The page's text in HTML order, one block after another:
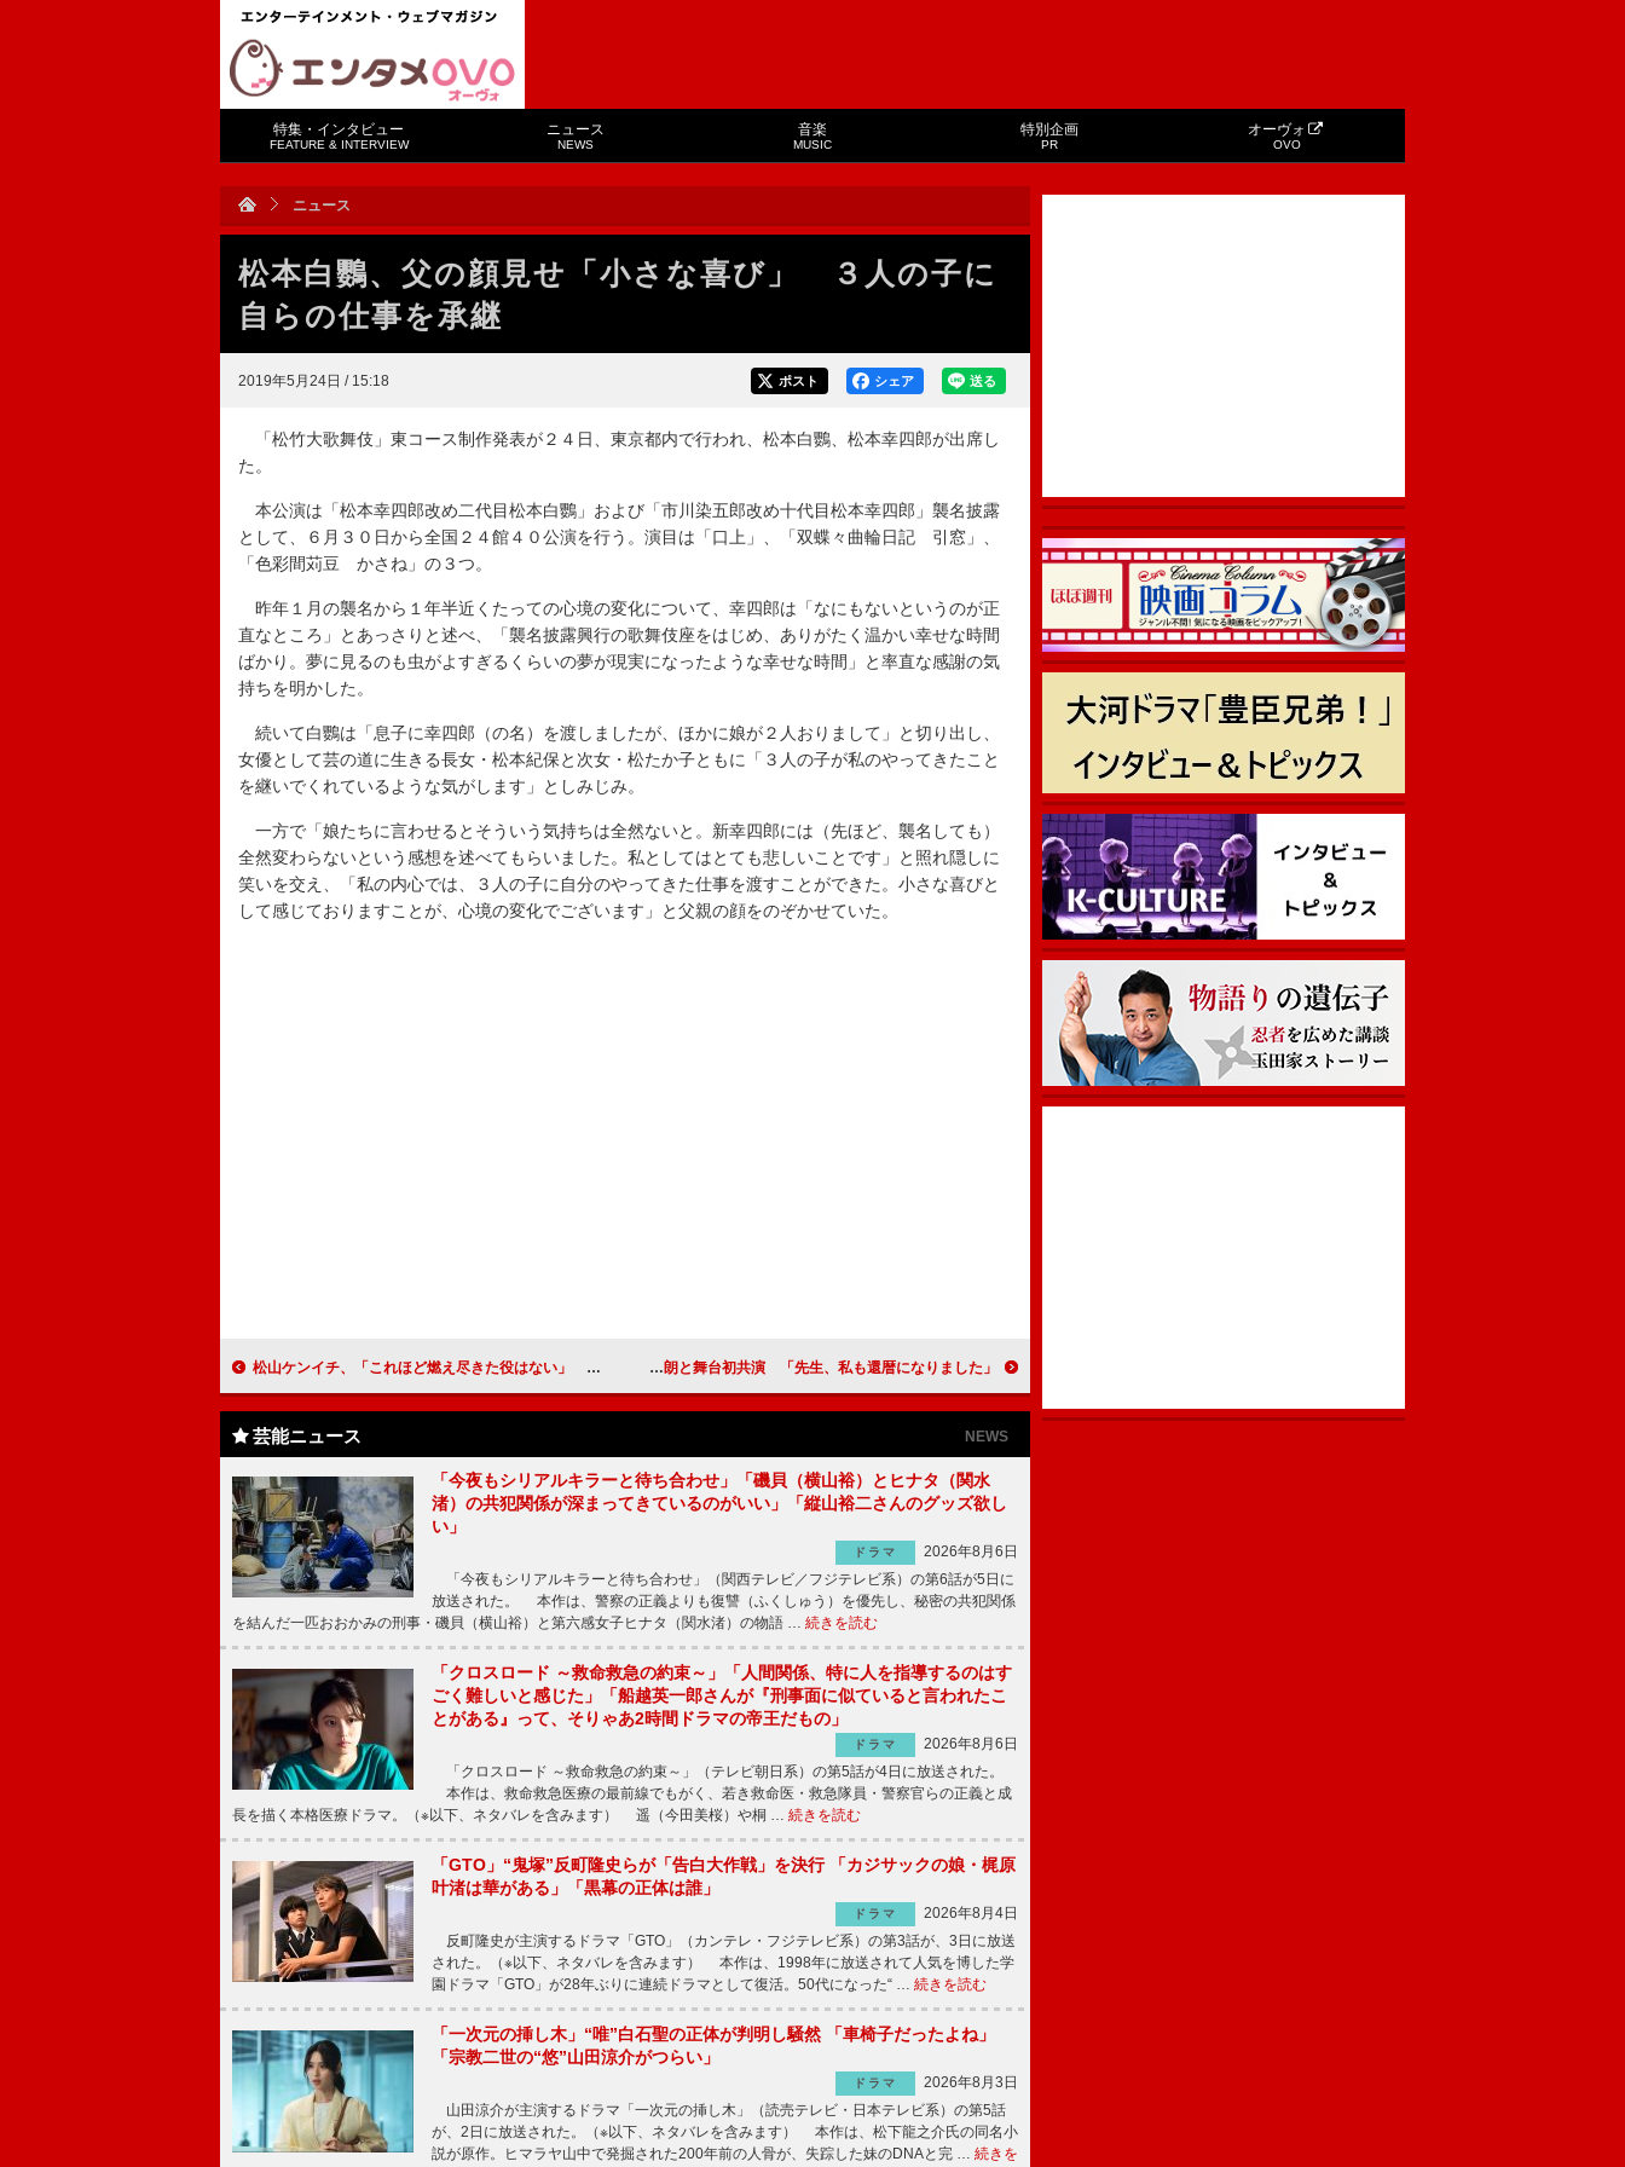
特集・インタビュー
FEATURE & INTERVIEW
ニュース
NEWS
音楽
MUSIC
特別企画
PR
オーヴォ
OVO
ニュース
松本白鸚、父の顔見せ「小さな喜び」 ３人の子に
自らの仕事を承継
2019年5月24日 / 15:18 送る
シェア
ポスト
「松竹大歌舞伎」東コース制作発表が２４日、東京都内で行われ、松本白鸚、松本幸四郎が出席し
た。
本公演は「松本幸四郎改め二代目松本白鸚」および「市川染五郎改め十代目松本幸四郎」襲名披露
として、６月３０日から全国２４館４０公演を行う。演目は「口上」、「双蝶々曲輪日記 引窓」、
「色彩間苅豆 かさね」の３つ。
昨年１月の襲名から１年半近くたっての心境の変化について、幸四郎は「なにもないというのが正
直なところ」とあっさりと述べ、「襲名披露興行の歌舞伎座をはじめ、ありがたく温かい幸せな時間
ばかり。夢に見るのも虫がよすぎるくらいの夢が現実になったような幸せな時間」と率直な感謝の気
持ちを明かした。
続いて白鸚は「息子に幸四郎（の名）を渡しましたが、ほかに娘が２人おりまして」と切り出し、
女優として芸の道に生きる長女・松本紀保と次女・松たか子ともに「３人の子が私のやってきたこと
を継いでくれているような気がします」としみじみ。
一方で「娘たちに言わせるとそういう気持ちは全然ないと。新幸四郎には（先ほど、襲名しても）
全然変わらないという感想を述べてもらいました。私としてはとても悲しいことです」と照れ隠しに
笑いを交え、「私の内心では、３人の子に自分のやってきた仕事を渡すことができた。小さな喜びと
して感じておりますことが、心境の変化でございます」と父親の顔をのぞかせていた。
松山ケンイチ、「これほど燃え尽きた役はない」 『プロメア』でフルパワー演技 京本政樹“大先輩”里見浩太朗と舞台初共演 「先生、私も還暦になりました」
芸能ニュース NEWS
「今夜もシリアルキラーと待ち合わせ」「磯貝（横山裕）とヒナタ（関水
渚）の共犯関係が深まってきているのがいい」「縦山裕二さんのグッズ欲し
い」
ドラマ
2026年8月6日
「今夜もシリアルキラーと待ち合わせ」（関西テレビ／フジテレビ系）の第6話が5日に
放送された。 本作は、警察の正義よりも復讐（ふくしゅう）を優先し、秘密の共犯関係
を結んだ一匹おおかみの刑事・磯貝（横山裕）と第六感女子ヒナタ（関水渚）の物語 … 続きを読む
「クロスロード ～救命救急の約束～」「人間関係、特に人を指導するのはす
ごく難しいと感じた」「船越英一郎さんが『刑事面に似ていると言われたこ
とがある』って、そりゃあ2時間ドラマの帝王だもの」
ドラマ
2026年8月6日
「クロスロード ～救命救急の約束～」（テレビ朝日系）の第5話が4日に放送された。
本作は、救命救急医療の最前線でもがく、若き救命医・救急隊員・警察官らの正義と成
長を描く本格医療ドラマ。（※以下、ネタバレを含みます） 遥（今田美桜）や桐 … 続きを読む
「GTO」“鬼塚”反町隆史らが「告白大作戦」を決行 「カジサックの娘・梶原
叶渚は華がある」「黒幕の正体は誰」
ドラマ
2026年8月4日
反町隆史が主演するドラマ「GTO」（カンテレ・フジテレビ系）の第3話が、3日に放送
された。（※以下、ネタバレを含みます） 本作は、1998年に放送されて人気を博した学
園ドラマ「GTO」が28年ぶりに連続ドラマとして復活。50代になった“ … 続きを読む
「一次元の挿し木」“唯”白石聖の正体が判明し騒然 「車椅子だったよね」
「宗教二世の“悠”山田涼介がつらい」
ドラマ
2026年8月3日
山田涼介が主演するドラマ「一次元の挿し木」（読売テレビ・日本テレビ系）の第5話
が、2日に放送された。（※以下、ネタバレを含みます） 本作は、松下龍之介氏の同名小
説が原作。ヒマラヤ山中で発掘された200年前の人骨が、失踪した妹のDNAと完 … 続きを